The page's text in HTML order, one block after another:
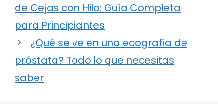
de Cejas con Hilo: Guía Completa
para Principiantes
¿Qué se ve en una ecografía de
próstata? Todo lo que necesitas
saber